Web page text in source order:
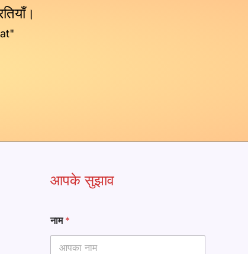
आपके सुझाव
नाम*